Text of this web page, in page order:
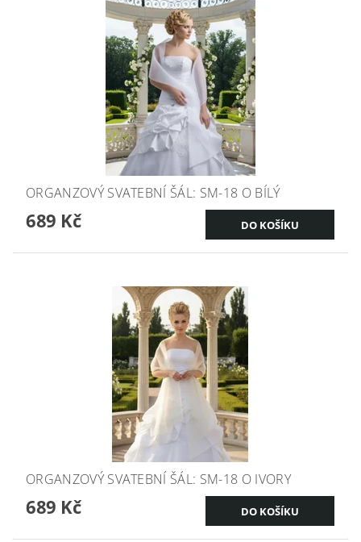
ORGANZOVÝ SVATEBNÍ ŠÁL: SM-18 O BÍLÝ
689 Kč
ORGANZOVÝ SVATEBNÍ ŠÁL: SM-18 O IVORY
689 Kč